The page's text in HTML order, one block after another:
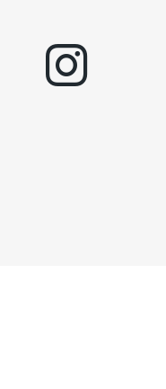
instagram